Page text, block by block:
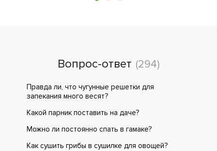
Вопрос-ответ (294)
Правда ли, что чугунные решетки для
запекания много весят?
Какой парник поставить на даче?
Можно ли постоянно спать в гамаке?
Как сушить грибы в сушилке для овощей?